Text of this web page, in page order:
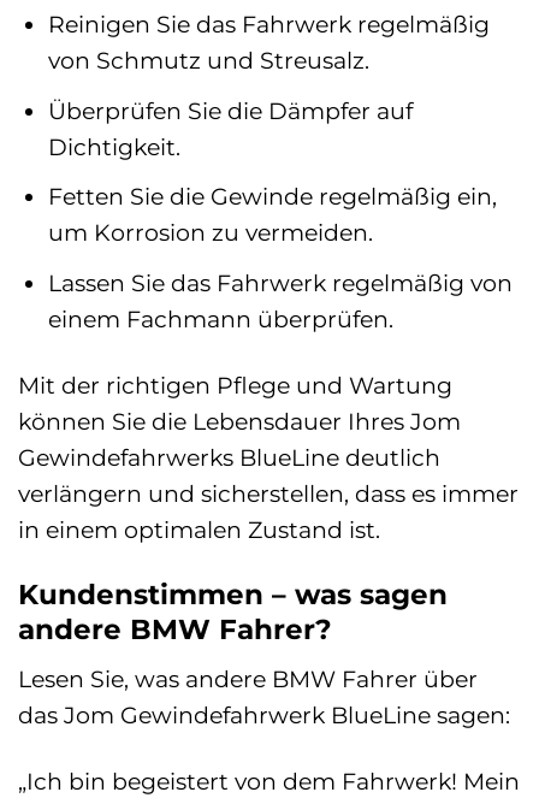
Reinigen Sie das Fahrwerk regelmäßig
von Schmutz und Streusalz.
Überprüfen Sie die Dämpfer auf
Dichtigkeit.
Fetten Sie die Gewinde regelmäßig ein,
um Korrosion zu vermeiden.
Lassen Sie das Fahrwerk regelmäßig von
einem Fachmann überprüfen.
Mit der richtigen Pflege und Wartung
können Sie die Lebensdauer Ihres Jom
Gewindefahrwerks BlueLine deutlich
verlängern und sicherstellen, dass es immer
in einem optimalen Zustand ist.
Kundenstimmen – was sagen
andere BMW Fahrer?
Lesen Sie, was andere BMW Fahrer über
das Jom Gewindefahrwerk BlueLine sagen:
„Ich bin begeistert von dem Fahrwerk! Mein